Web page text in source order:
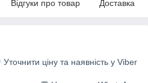
Відгуки про товар Доставка
Уточнити ціну та наявність у Viber